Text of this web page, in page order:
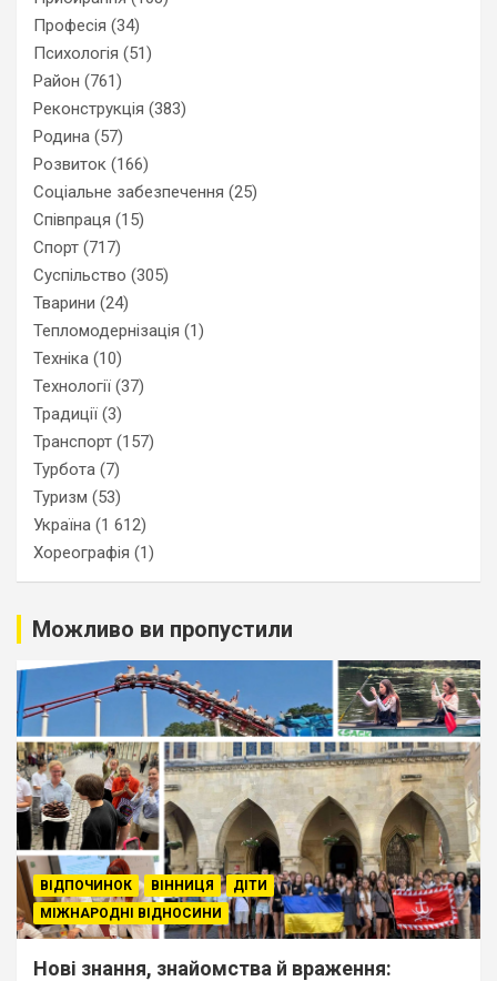
Професія (34)
Психологія (51)
Район (761)
Реконструкція (383)
Родина (57)
Розвиток (166)
Соціальне забезпечення (25)
Співпраця (15)
Спорт (717)
Суспільство (305)
Тварини (24)
Тепломодернізація (1)
Техніка (10)
Технології (37)
Традиції (3)
Транспорт (157)
Турбота (7)
Туризм (53)
Україна (1 612)
Хореографія (1)
Можливо ви пропустили
ВІДПОЧИНОК ВІННИЦЯ
ДІТИ
МІЖНАРОДНІ ВІДНОСИНИ
Нові знання, знайомства й враження: